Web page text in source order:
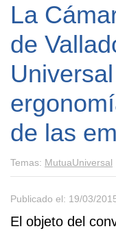
La
de
de las
Temas: MutuaUniversal
Publicado el: 19/03/
El objeto del